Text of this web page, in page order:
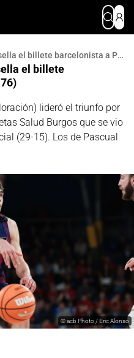
La chispa de Juan Núñez sella el billete barcelonista a Playoff (91-76)
el billete
lideró el triunfo por
Salud Burgos que se vio
(29-15). Los de Pascual
©acb Photo / Eric Alonso